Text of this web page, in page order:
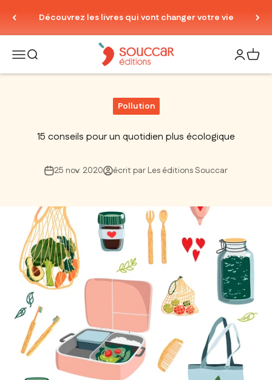
Découvrez les livres qui vont changer votre vie
Ouvrir la navigation
Ouvrir la rechercheThierry Souccar Editions Ouvrir
Voir
Pollution
15 conseils pour un quotidien plus écologique
25 nov. 2020 écrit par Les éditions Souccar